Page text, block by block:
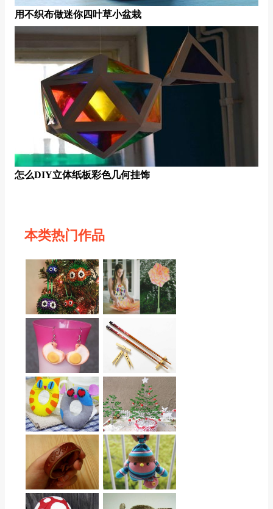
用不织布做迷你四叶草小盆栽
怎么DIY立体纸板彩色几何挂饰
本类热门作品